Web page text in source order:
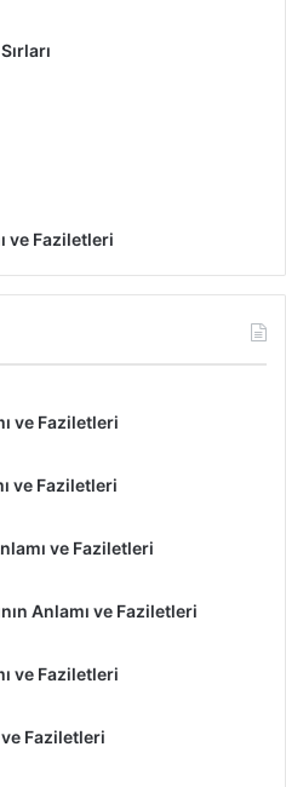
ve Faziletleri
ve Faziletleri
ve Faziletleri
ve Faziletleri
Anlamı ve Faziletleri
ve Faziletleri
Faziletleri